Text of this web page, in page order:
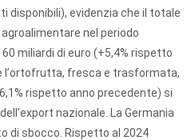
disponibili), evidenzia che il totale
nel periodo
miliardi di euro (+5,4% rispetto
’ortofrutta, fresca e trasformata,
rispetto anno precedente) si
’export nazionale. La Germania
di sbocco. Rispetto al 2024